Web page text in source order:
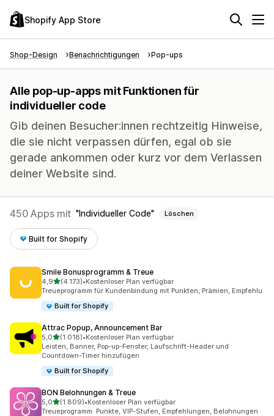
Shopify App Store
Shop-Design Benachrichtigungen Pop-ups
Alle pop-up-apps mit Funktionen für
individueller code
Gib deinen Besucher:innen rechtzeitig Hinweise,
die sie nicht verpassen dürfen, egal ob sie
gerade ankommen oder kurz vor dem Verlassen
deiner Website sind.
450 Apps mit Individueller Code Löschen
Built for Shopify
Smile Bonusprogramm & Treue
4,9von 5 Sternen
(4.173)
4173 Rezensionen insgesamt
•Kostenloser Plan verfügbar
Treueprogramm für Kundenbindung mit Punkten, Prämien, Empfehlu
Built for Shopify
Attrac Popup, Announcement Bar
5,0von 5 Sternen
(1.018)
1018 Rezensionen insgesamt
•Kostenloser Plan verfügbar
Leisten, Banner, Pop-up-Fenster, Laufschrift-Header und
Countdown-Timer hinzufügen
Built for Shopify
BON Belohnungen & Treue
5,0von 5 Sternen
(1.809)
1809 Rezensionen insgesamt
•Kostenloser Plan verfügbar
Treueprogramm: Punkte, VIP-Stufen, Empfehlungen, Belohnungen